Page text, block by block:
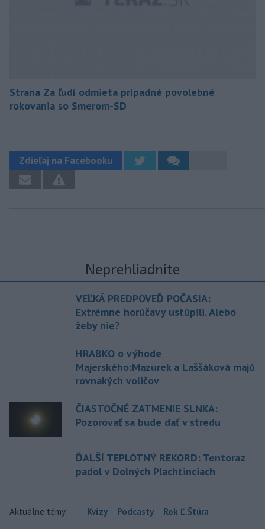
Strana Za ľudí odmieta prípadné povolebné
rokovania so Smerom-SD
Zdieľaj na Facebooku
Neprehliadnite
VEĽKÁ PREDPOVEĎ POČASIA:
Extrémne horúčavy ustúpili. Alebo
žeby nie?
HRABKO o výhode
Majerského:Mazurek a Laššáková majú
rovnakých voličov
ČIASTOČNÉ ZATMENIE SLNKA:
Pozorovať sa bude dať v stredu
ĎALŠÍ TEPLOTNÝ REKORD: Tentoraz
padol v Dolných Plachtinciach
Aktuálne témy: Kvízy Podcasty Rok Ľ.Štúra